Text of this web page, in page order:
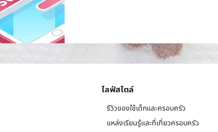
ไลฟ์สไตล์
รีวิวของใช้เด็กและครอบครัว
แหล่งเรียนรู้และที่เที่ยวครอบครัว